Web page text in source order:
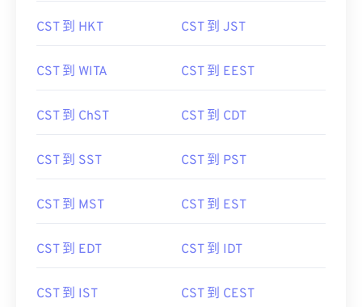
CST 到 HKT CST 到 JST
CST 到 WITA CST 到 EEST
CST 到 ChST CST 到 CDT
CST 到 SST CST 到 PST
CST 到 MST CST 到 EST
CST 到 EDT CST 到 IDT
CST 到 IST CST 到 CEST